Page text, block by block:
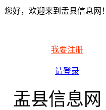
您好，欢迎来到盂县信息网！
我要注册
请登录
盂县信息网